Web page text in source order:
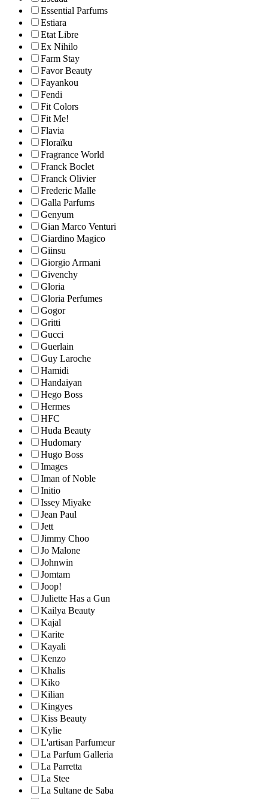
Essential Parfums
Estiara
Etat Libre
Ex Nihilo
Farm Stay
Favor Beauty
Fayankou
Fendi
Fit Colors
Fit Me!
Flavia
Floraïku
Fragrance World
Franck Boclet
Franck Olivier
Frederic Malle
Galla Parfums
Genyum
Gian Marco Venturi
Giardino Magico
Giinsu
Giorgio Armani
Givenchy
Gloria
Gloria Perfumes
Gogor
Gritti
Gucci
Guerlain
Guy Laroche
Hamidi
Handaiyan
Hego Boss
Hermes
HFC
Huda Beauty
Hudomary
Hugo Boss
Images
Iman of Noble
Initio
Issey Miyake
Jean Paul
Jett
Jimmy Choo
Jo Malone
Johnwin
Jomtam
Joop!
Juliette Has a Gun
Kailya Beauty
Kajal
Karite
Kayali
Kenzo
Khalis
Kiko
Kilian
Kingyes
Kiss Beauty
Kylie
L'artisan Parfumeur
La Parfum Galleria
La Parretta
La Stee
La Sultane de Saba